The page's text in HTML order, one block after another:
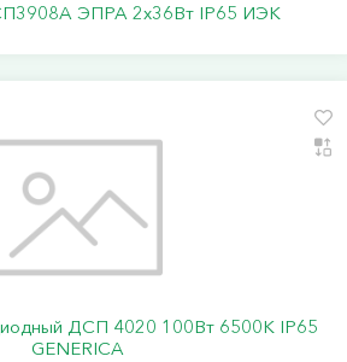
ЭПРА 2х36Вт IP65 ИЭК
ДСП 4020 100Вт 6500К IP65
GENERICA